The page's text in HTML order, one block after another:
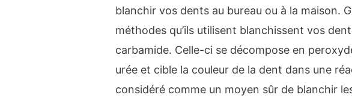
blanchir vos dents au bureau ou à la maison.
méthodes qu’ils utilisent blanchissent vos
carbamide. Celle-ci se décompose en
urée et cible la couleur de la dent dans une
considéré comme un moyen sûr de blanchir